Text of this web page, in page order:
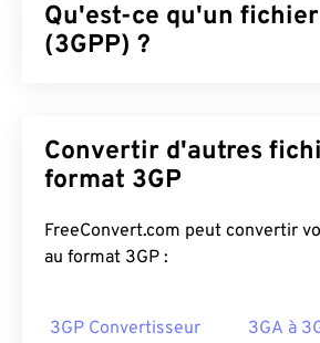
Qu'est-ce qu'un
(3GPP) ?
(Universal Mobile
troisième génération (3G), une
destinée aux mobiles, le format
téléphones mobiles connectés aux
haut débit.
Convertir d'autres
format 3GP
FreeConvert.com peut convertir
au format 3GP :
3GP Convertisseur 3GA à